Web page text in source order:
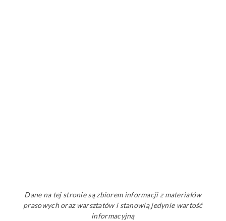
Dane na tej stronie są zbiorem informacji z materiałów
prasowych oraz warsztatów i stanowią jedynie wartość
informacyjną